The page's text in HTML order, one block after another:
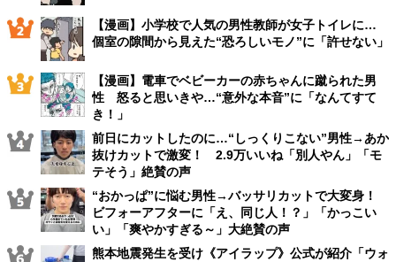
【漫画】小学校で人気の男性教師が女子トイレに…
個室の隙間から見えた“恐ろしいモノ”に「許せない」
【漫画】電車でベビーカーの赤ちゃんに蹴られた男
性 怒ると思いきや…“意外な本音”に「なんてすて
き！」
前日にカットしたのに…“しっくりこない”男性→あか
抜けカットで激変！ 2.9万いいね「別人やん」「モ
テそう」絶賛の声
“おかっぱ”に悩む男性→バッサリカットで大変身！
ビフォーアフターに「え、同じ人！？」「かっこい
い」「爽やかすぎる～」大絶賛の声
熊本地震発生を受け《アイラップ》公式が紹介「ウォ